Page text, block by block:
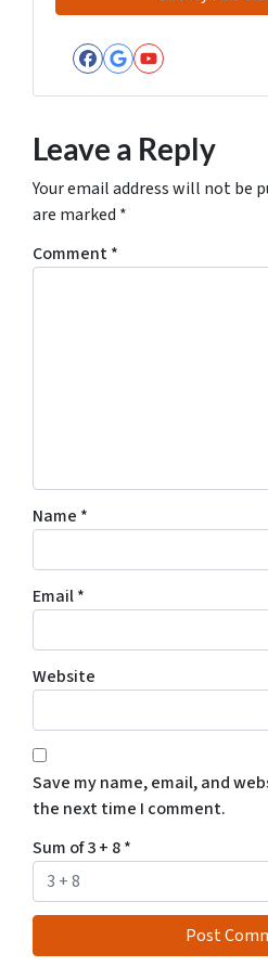
Facebook
Google
YouTube
Leave a Reply
Your email address will not be
are marked *
Comment*
Name *
Email*
Website
Save my name, email, and
the next time I comment.
Sum of 3 + 8*